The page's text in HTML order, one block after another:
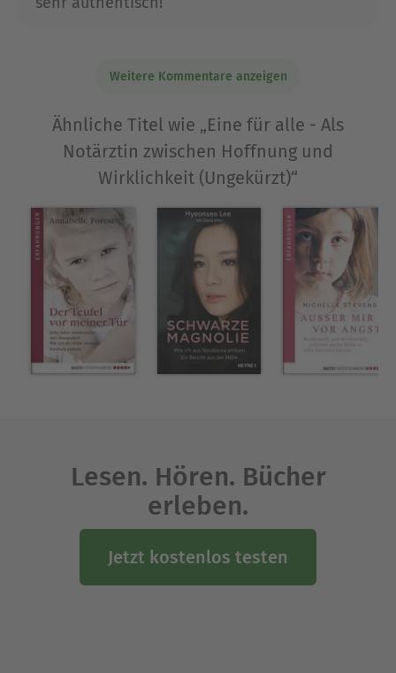
Weitere Kommentare anzeigen
Ähnliche Titel wie „Eine für alle - Als
Notärztin zwischen Hoffnung und
Wirklichkeit (Ungekürzt)“
Lesen. Hören. Bücher
erleben.
Jetzt kostenlos testen